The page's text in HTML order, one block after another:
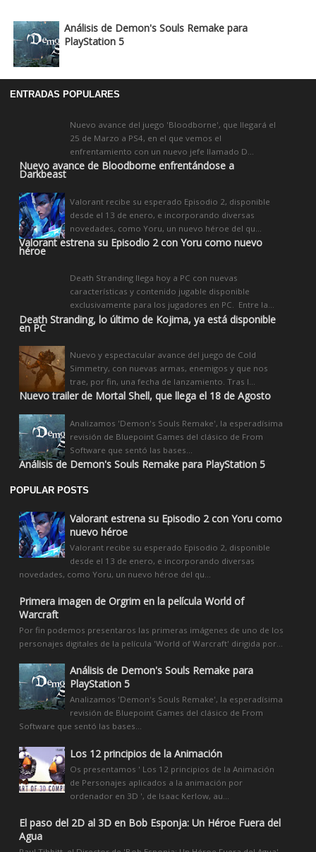
Análisis de Demon's Souls Remake para
PlayStation 5
ENTRADAS POPULARES
Nuevo avance de Bloodborne enfrentándose a
Darkbeast
Nuevo avance del juego 'Bloodborne', que llegará el
25 de Marzo a PS4, en el que vemos el
enfrentamiento con un nuevo jefe llamado D...
Valorant estrena su Episodio 2 con Yoru como nuevo
héroe
Valorant recibe su esperado Episodio 2, disponible
desde el 13 de enero, e incorporando diversas
novedades, como Yoru, un nuevo héroe del qu...
Death Stranding, lo último de Kojima, ya está disponible
en PC
Death Stranding llega hoy a PC con nuevas
características y contenido jugable disponible
exclusivamente para los jugadores en PC. Entre la...
Nuevo trailer de Mortal Shell, que llega el 18 de Agosto
Nuevo y espectacular avance del juego de Cold
Simmetry, con nuevas armas, enemigos y que nos
trae, por fin, una fecha de lanzamiento. Tras l...
Análisis de Demon's Souls Remake para PlayStation 5
Analizamos 'Demon's Souls Remake', la esperadísima
revisión de Bluepoint Games del clásico de From
Software que sentó las bases...
POPULAR POSTS
Valorant estrena su Episodio 2 con Yoru como
nuevo héroe
Valorant recibe su esperado Episodio 2, disponible
desde el 13 de enero, e incorporando diversas
novedades, como Yoru, un nuevo héroe del qu...
Primera imagen de Orgrim en la película World of
Warcraft
Por fin podemos presentaros las primeras imágenes de uno de los
personajes digitales de la película 'World of Warcraft' dirigida por...
Análisis de Demon's Souls Remake para
PlayStation 5
Analizamos 'Demon's Souls Remake', la esperadísima
revisión de Bluepoint Games del clásico de From
Software que sentó las bases...
Los 12 principios de la Animación
Os presentamos ' Los 12 principios de la Animación
de Personajes aplicados a la animación por
ordenador en 3D ', de Isaac Kerlow, au...
El paso del 2D al 3D en Bob Esponja: Un Héroe Fuera del
Agua